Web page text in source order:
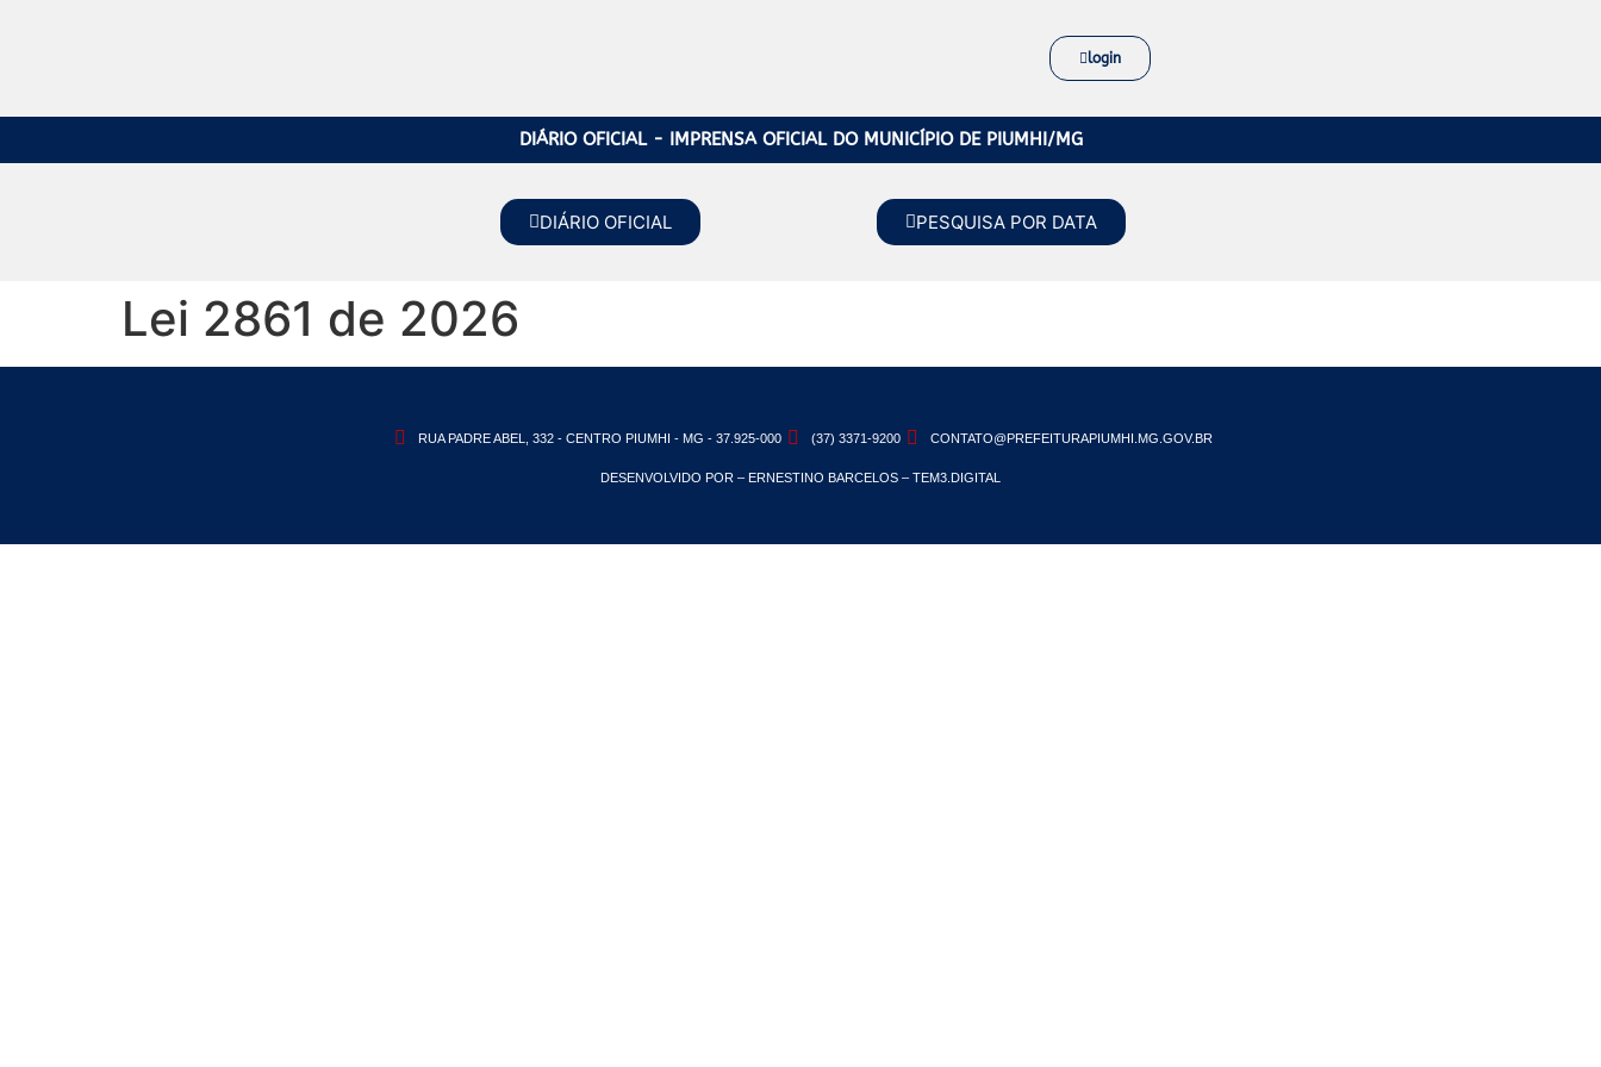
login
DIÁRIO OFICIAL - IMPRENSA OFICIAL DO MUNICÍPIO DE PIUMHI/MG
DIÁRIO OFICIAL PESQUISA POR DATA
Lei 2861 de 2026
RUA PADRE ABEL, 332 - CENTRO PIUMHI - MG - 37.925-000 (37) 3371-9200 CONTATO@PREFEITURAPIUMHI.MG.GOV.BR
DESENVOLVIDO POR – ERNESTINO BARCELOS – TEM3.DIGITAL